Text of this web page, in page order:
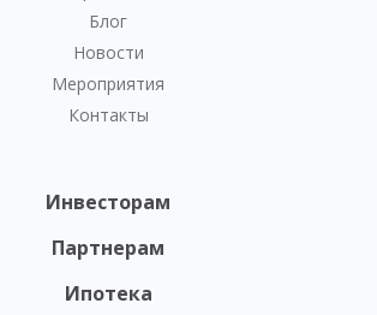
Блог
Новости
Мероприятия
Контакты
Инвесторам
Партнерам
Ипотека